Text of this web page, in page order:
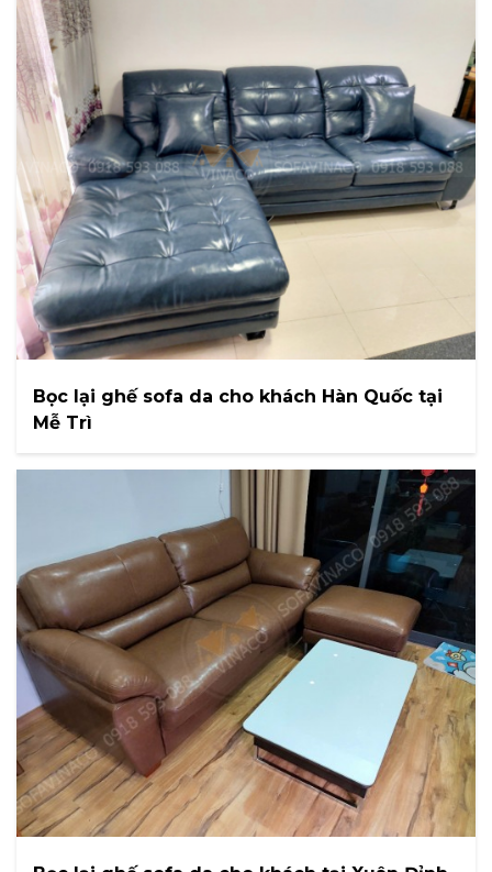
Bọc lại ghế sofa da cho khách Hàn Quốc tại
Mễ Trì